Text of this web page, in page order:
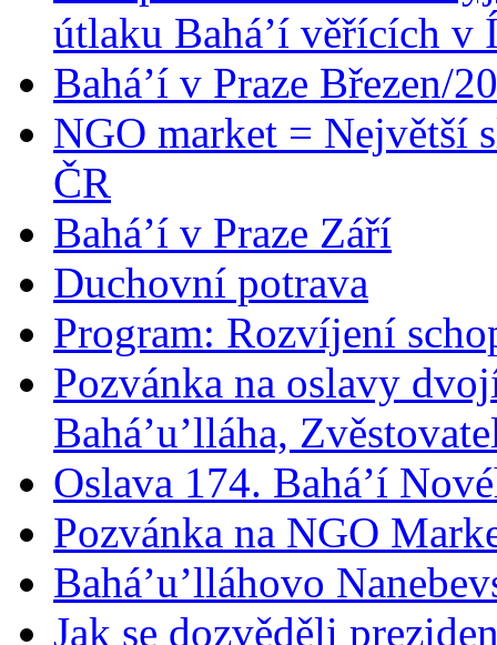
útlaku Bahá’í věřících v
Bahá’í v Praze Březen/
NGO market = Největší
ČR
Bahá’í v Praze Září
Duchovní potrava
Program: Rozvíjení
Pozvánka na oslavy
Bahá’u’lláha,
Oslava 174. Bahá’í
Pozvánka na NGO
Bahá’u’lláhovo
Jak se dozvěděli